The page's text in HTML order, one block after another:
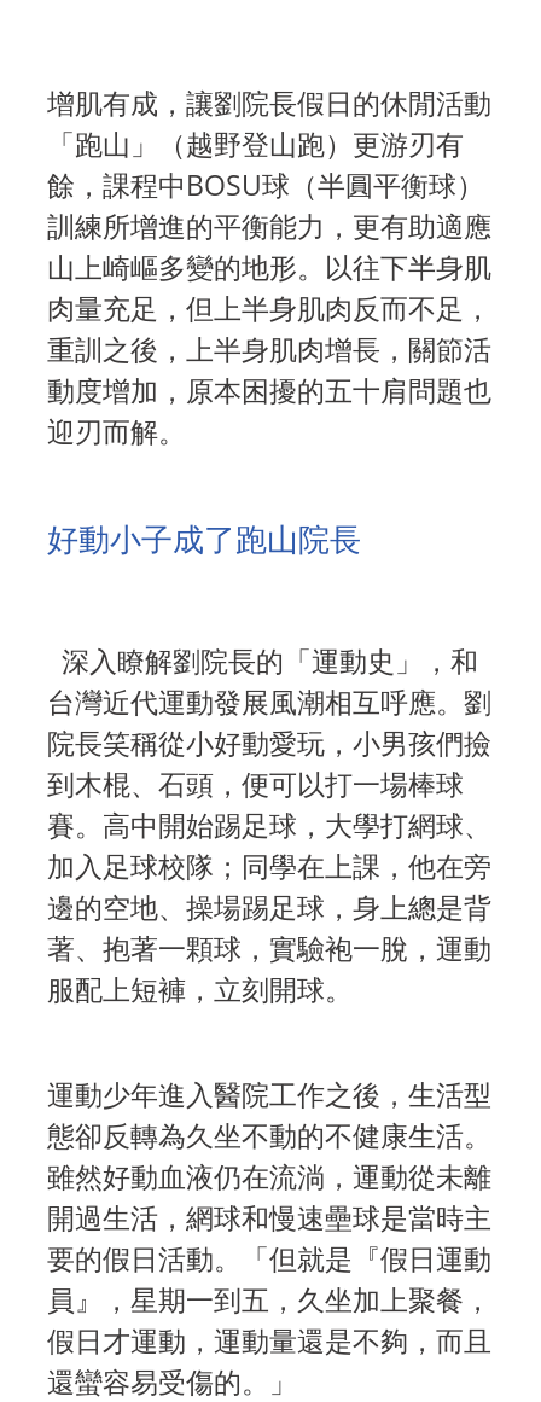
增肌有成，讓劉院長假日的休閒活動
「跑山」（越野登山跑）更游刃有
餘，課程中BOSU球（半圓平衡球）
訓練所增進的平衡能力，更有助適應
山上崎嶇多變的地形。以往下半身肌
肉量充足，但上半身肌肉反而不足，
重訓之後，上半身肌肉增長，關節活
動度增加，原本困擾的五十肩問題也
迎刃而解。
好動小子成了跑山院長
深入瞭解劉院長的「運動史」，和
台灣近代運動發展風潮相互呼應。劉
院長笑稱從小好動愛玩，小男孩們撿
到木棍、石頭，便可以打一場棒球
賽。高中開始踢足球，大學打網球、
加入足球校隊；同學在上課，他在旁
邊的空地、操場踢足球，身上總是背
著、抱著一顆球，實驗袍一脫，運動
服配上短褲，立刻開球。
運動少年進入醫院工作之後，生活型
態卻反轉為久坐不動的不健康生活。
雖然好動血液仍在流淌，運動從未離
開過生活，網球和慢速壘球是當時主
要的假日活動。「但就是『假日運動
員』，星期一到五，久坐加上聚餐，
假日才運動，運動量還是不夠，而且
還蠻容易受傷的。」